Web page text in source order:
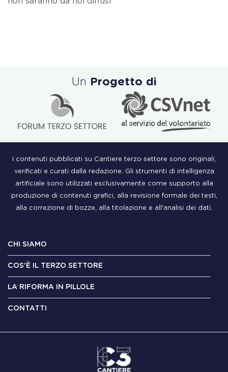
Un Progetto di
I contenuti pubblicati su Cantiere terzo settore sono originali,
verificati e curati dalla redazione. Gli strumenti di intelligenza
artificiale sono utilizzati esclusivamente come supporto alla
produzione di contenuti grafici, alla revisione formale dei testi,
alla correzione di bozze, alla titolazione e all'analisi dei dati.
CHI SIAMO
COS'È IL TERZO SETTORE
LA RIFORMA IN PILLOLE
CONTATTI